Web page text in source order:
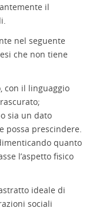
il
nel seguente
che non tiene
con il linguaggio
sia un dato
possa prescindere.
quanto
l’aspetto fisico
ideale di
sociali